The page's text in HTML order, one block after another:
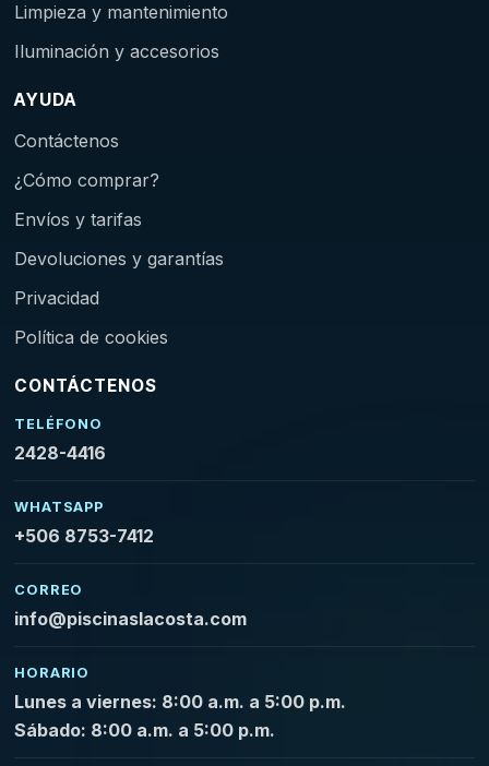
Limpieza y mantenimiento
Iluminación y accesorios
AYUDA
Contáctenos
¿Cómo comprar?
Envíos y tarifas
Devoluciones y garantías
Privacidad
Política de cookies
CONTÁCTENOS
TELÉFONO
2428-4416
WHATSAPP
+506 8753-7412
CORREO
info@piscinaslacosta.com
HORARIO
Lunes a viernes: 8:00 a.m. a 5:00 p.m.
Sábado: 8:00 a.m. a 5:00 p.m.